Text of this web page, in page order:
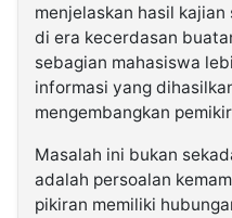
menjelaskan hasil
di era kecerdasan
sebagian mahasiswa
informasi yang
mengembangkan
Masalah ini bukan
adalah persoalan
pikiran memiliki